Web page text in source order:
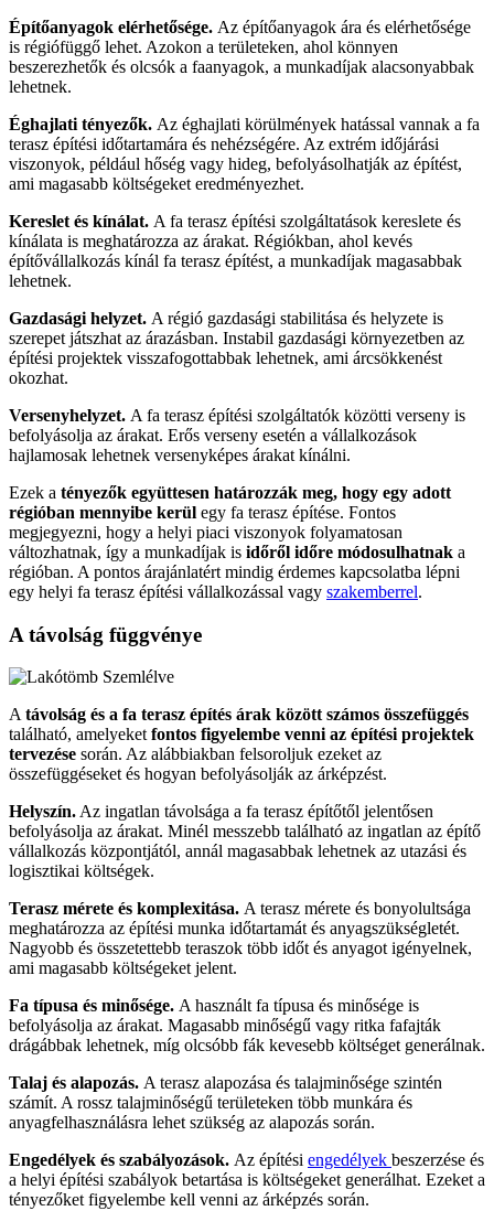
Építőanyagok elérhetősége. Az építőanyagok ára és elérhetősége
is régiófüggő lehet. Azokon a területeken, ahol könnyen
beszerezhetők és olcsók a faanyagok, a munkadíjak alacsonyabbak
lehetnek.
Éghajlati tényezők. Az éghajlati körülmények hatással vannak a fa
terasz építési időtartamára és nehézségére. Az extrém időjárási
viszonyok, például hőség vagy hideg, befolyásolhatják az építést,
ami magasabb költségeket eredményezhet.
Kereslet és kínálat. A fa terasz építési szolgáltatások kereslete és
kínálata is meghatározza az árakat. Régiókban, ahol kevés
építővállalkozás kínál fa terasz építést, a munkadíjak magasabbak
lehetnek.
Gazdasági helyzet. A régió gazdasági stabilitása és helyzete is
szerepet játszhat az árazásban. Instabil gazdasági környezetben az
építési projektek visszafogottabbak lehetnek, ami árcsökkenést
okozhat.
Versenyhelyzet. A fa terasz építési szolgáltatók közötti verseny is
befolyásolja az árakat. Erős verseny esetén a vállalkozások
hajlamosak lehetnek versenyképes árakat kínálni.
Ezek a tényezők együttesen határozzák meg, hogy egy adott
régióban mennyibe kerül egy fa terasz építése. Fontos
megjegyezni, hogy a helyi piaci viszonyok folyamatosan
változhatnak, így a munkadíjak is időről időre módosulhatnak a
régióban. A pontos árajánlatért mindig érdemes kapcsolatba lépni
egy helyi fa terasz építési vállalkozással vagy szakemberrel.
A távolság függvénye
A távolság és a fa terasz építés árak között számos összefüggés
található, amelyeket fontos figyelembe venni az építési projektek
tervezése során. Az alábbiakban felsoroljuk ezeket az
összefüggéseket és hogyan befolyásolják az árképzést.
Helyszín. Az ingatlan távolsága a fa terasz építőtől jelentősen
befolyásolja az árakat. Minél messzebb található az ingatlan az építő
vállalkozás központjától, annál magasabbak lehetnek az utazási és
logisztikai költségek.
Terasz mérete és komplexitása. A terasz mérete és bonyolultsága
meghatározza az építési munka időtartamát és anyagszükségletét.
Nagyobb és összetettebb teraszok több időt és anyagot igényelnek,
ami magasabb költségeket jelent.
Fa típusa és minősége. A használt fa típusa és minősége is
befolyásolja az árakat. Magasabb minőségű vagy ritka fafajták
drágábbak lehetnek, míg olcsóbb fák kevesebb költséget generálnak.
Talaj és alapozás. A terasz alapozása és talajminősége szintén
számít. A rossz talajminőségű területeken több munkára és
anyagfelhasználásra lehet szükség az alapozás során.
Engedélyek és szabályozások. Az építési engedélyek beszerzése és
a helyi építési szabályok betartása is költségeket generálhat. Ezeket a
tényezőket figyelembe kell venni az árképzés során.